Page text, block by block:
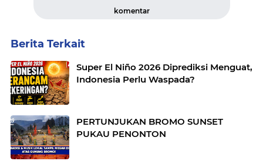
komentar
Berita Terkait
Super El Niño 2026 Diprediksi Menguat,
Indonesia Perlu Waspada?
PERTUNJUKAN BROMO SUNSET
PUKAU PENONTON